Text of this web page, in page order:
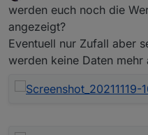
Offline
werden euch noch die
angezeigt?
Eventuell nur Zufall aber
werden keine Daten